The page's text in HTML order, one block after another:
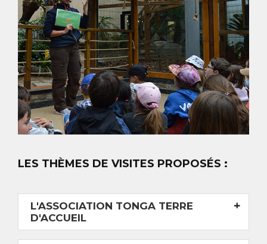
LES THÈMES DE VISITES PROPOSÉS :
L'ASSOCIATION TONGA TERRE
D'ACCUEIL